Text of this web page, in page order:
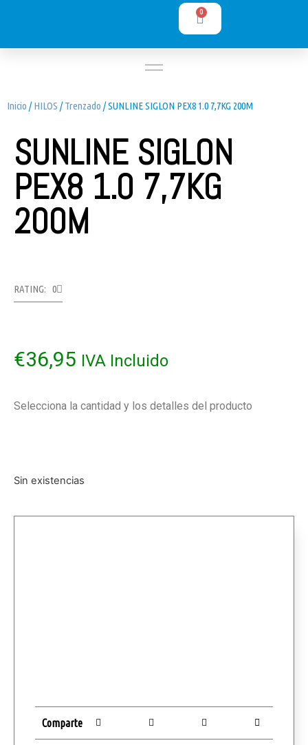
0
Inicio /HILOS /Trenzado / SUNLINE SIGLON PEX8 1.0 7,7KG 200M
Comparte
SUNLINE SIGLON
PEX8 1.0 7,7KG
200M
RATING: 0
€36,95 IVA Incluido
Selecciona la cantidad y los detalles del producto
Sin existencias